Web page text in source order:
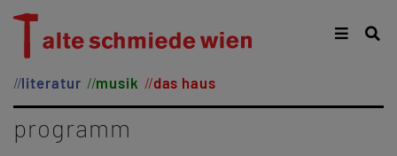
literatur musik das haus
programm